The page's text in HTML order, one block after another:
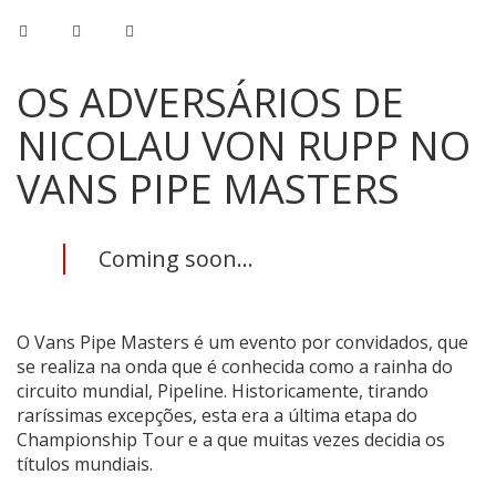
OS ADVERSÁRIOS DE
NICOLAU VON RUPP NO
VANS PIPE MASTERS
Coming soon...
O Vans Pipe Masters é um evento por convidados, que
se realiza na onda que é conhecida como a rainha do
circuito mundial, Pipeline. Historicamente, tirando
raríssimas excepções, esta era a última etapa do
Championship Tour e a que muitas vezes decidia os
títulos mundiais.